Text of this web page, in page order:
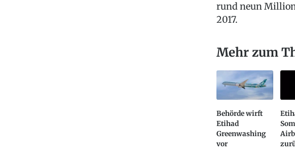
rund neun
2017.
Mehr zum
Behörde wirft
Etihad
Greenwashing
vor